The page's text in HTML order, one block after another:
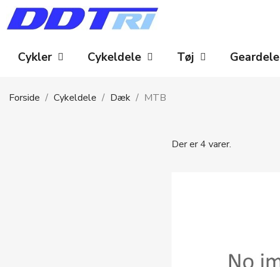
Cykler Cykeldele Tøj Geardele
Forside Cykeldele Dæk MTB
Der er 4 varer.